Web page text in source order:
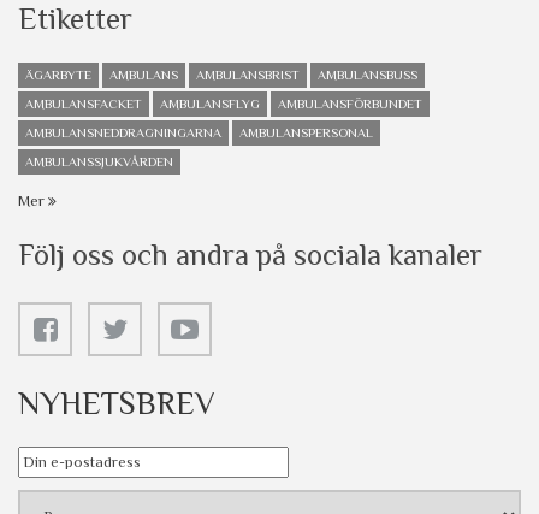
Etiketter
ÄGARBYTE AMBULANS AMBULANSBRIST
AMBULANSBUSS
AMBULANSFACKET
AMBULANSFLYG
AMBULANSFÖRBUNDET
AMBULANSNEDDRAGNINGARNA
AMBULANSPERSONAL
AMBULANSSJUKVÅRDEN
Mer
Följ oss och andra på sociala kanaler
NYHETSBREV